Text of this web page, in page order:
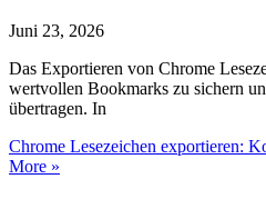
Juni 23, 2026
Das Exportieren von Chrome
wertvollen Bookmarks zu sichern
übertragen. In
Chrome Lesezeichen exportieren:
More »